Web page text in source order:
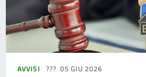
AVVISI 05 GIU 2026